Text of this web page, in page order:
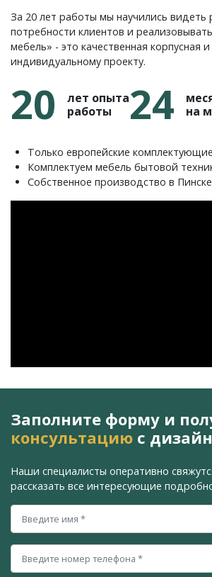
За 20 лет работы мы научились видеть
потребности клиентов и
мебель» - это качественная корпусная
индивидуальному проекту.
20
лет опыта
работы
24
на
Только европейские комплектующие
Комплектуем мебель бытовой
Собственное производство в
Заполните форму и
консультацию с
Наши специалисты оперативно
рассказать все интересующие